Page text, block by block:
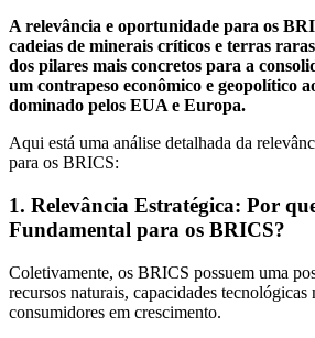
A relevância e oportunidade para os
cadeias de minerais críticos e terras
dos pilares mais concretos para a
um contrapeso econômico e geopolítico
dominado pelos EUA e Europa.
Aqui está uma análise detalhada da
para os BRICS:
1. Relevância Estratégica: Por
Fundamental para os BRICS?
Coletivamente, os BRICS possuem uma
recursos naturais, capacidades tecnológicas
consumidores em crescimento.